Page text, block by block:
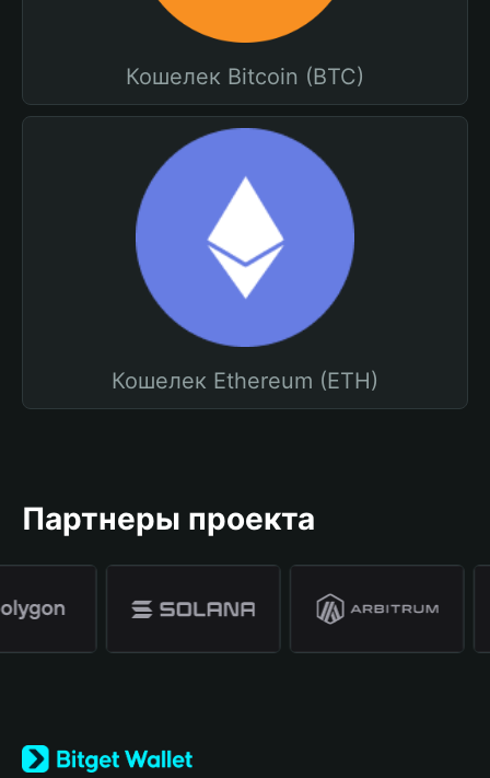
Кошелек Bitcoin (BTC)
Кошелек Ethereum (ETH)
Партнеры проекта